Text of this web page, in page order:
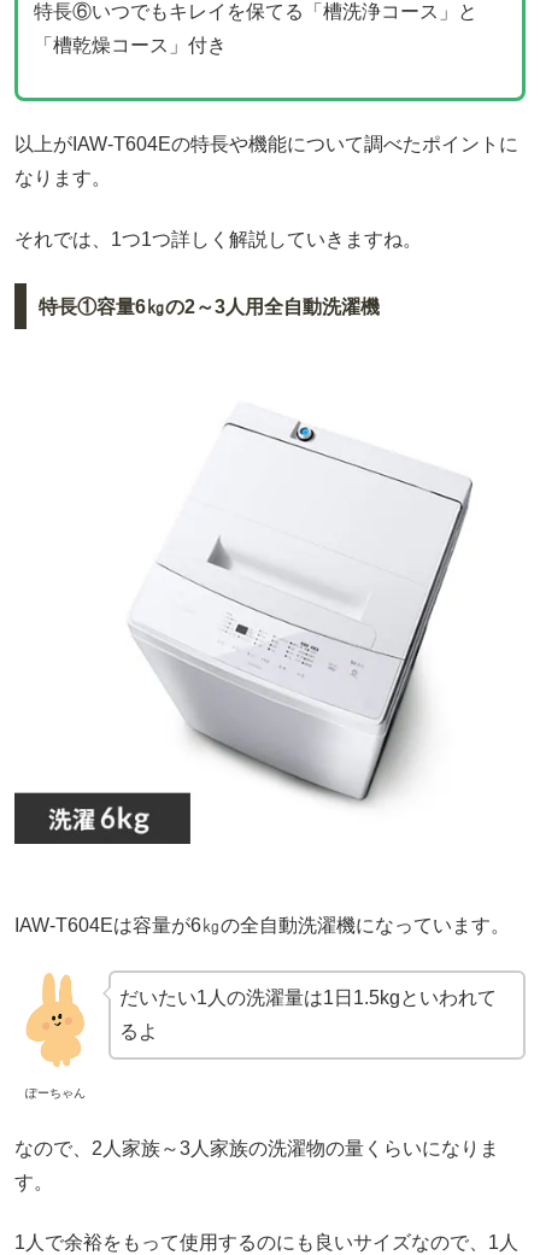
特長⑥いつでもキレイを保てる「槽洗浄コース」と
「槽乾燥コース」付き
以上がIAW-T604Eの特長や機能について調べたポイントに
なります。
それでは、1つ1つ詳しく解説していきますね。
特長①容量6㎏の2～3人用全自動洗濯機
IAW-T604Eは容量が6㎏の全自動洗濯機になっています。
ぽーちゃん
だいたい1人の洗濯量は1日1.5kgといわれて
るよ
なので、2人家族～3人家族の洗濯物の量くらいになりま
す。
1人で余裕をもって使用するのにも良いサイズなので、1人